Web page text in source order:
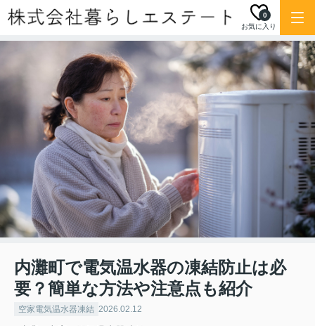
お気に入り
0
内灘町で電気温水器の凍結防止は必
要？簡単な方法や注意点も紹介
空家電気温水器凍結 2026.02.12